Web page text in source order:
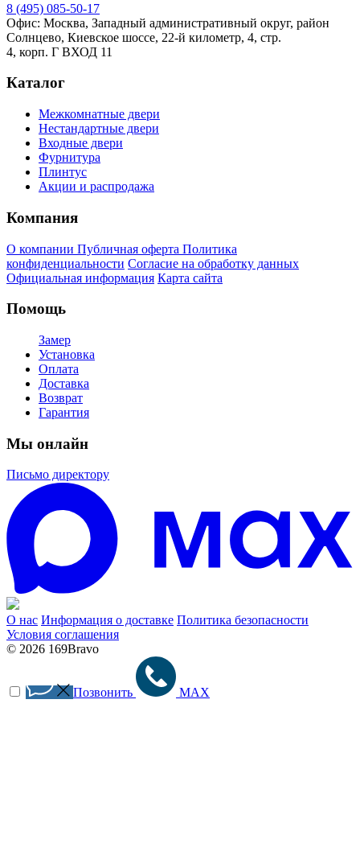
8 (495) 085-50-17
Офис: Москва, Западный административный округ, район
Солнцево, Киевское шоссе, 22-й километр, 4, стр.
4, корп. Г ВХОД 11
Каталог
Межкомнатные двери
Нестандартные двери
Входные двери
Фурнитура
Плинтус
Акции и распродажа
Компания
О компании Публичная оферта Политика
конфиденциальности Согласие на обработку данных
Официальная информация Карта сайта
Помощь
Замер
Установка
Оплата
Доставка
Возврат
Гарантия
Мы онлайн
Письмо директору
О нас Информация о доставке Политика безопасности
Условия соглашения
© 2026 169Bravo
Позвонить MAX